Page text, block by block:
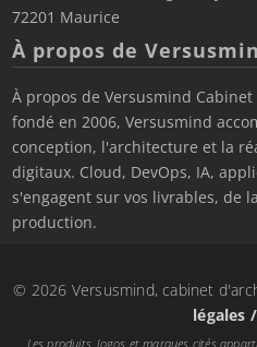
72201 Maurice
À propos de
À propos de Versusmind
fondé en 2006, Versusmind
conception, l'architecture et la
digitaux. Cloud, DevOps, IA,
s'engagent sur vos livrables, de
production.
© 2026 Versusmind, cabinet
légales
Les produits, logos et marques cités